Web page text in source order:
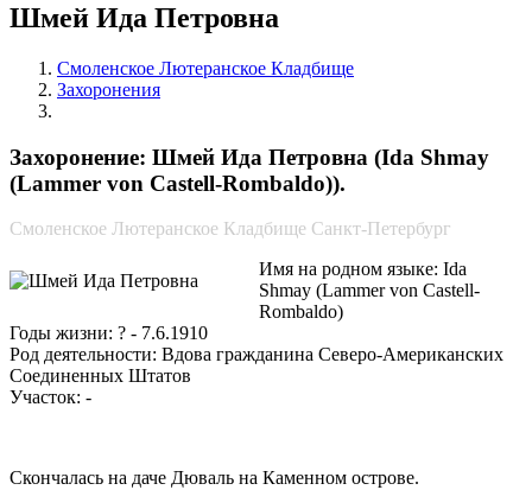
Шмей Ида Петровна
Смоленское Лютеранское Кладбище
Захоронения
Захоронение: Шмей Ида Петровна (Ida Shmay
(Lammer von Castell-Rombaldo)).
Смоленское Лютеранское Кладбище Санкт-Петербург
Имя на родном языке: Ida
Shmay (Lammer von Castell-
Rombaldo)
Годы жизни: ? - 7.6.1910
Род деятельности: Вдова гражданина Северо-Американских
Соединенных Штатов
Участок: -
Скончалась на даче Дюваль на Каменном острове.